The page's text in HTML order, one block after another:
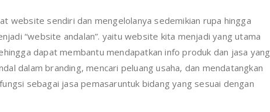
website sendiri dan mengelolanya sedemikian rupa hingga
“website andalan”. yaitu website kita menjadi yang utama
dapat membantu mendapatkan info produk dan jasa yang
dalam branding, mencari peluang usaha, dan mendatangkan
sebagai jasa pemasaruntuk bidang yang sesuai dengan